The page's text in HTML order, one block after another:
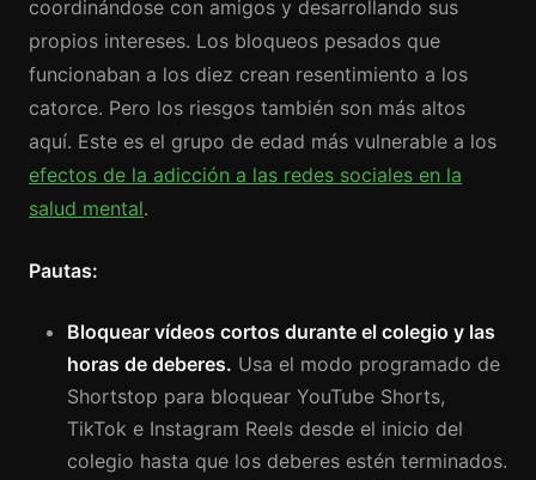
coordinándose con amigos y desarrollando sus
propios intereses. Los bloqueos pesados que
funcionaban a los diez crean resentimiento a los
catorce. Pero los riesgos también son más altos
aquí. Este es el grupo de edad más vulnerable a los
efectos de la adicción a las redes sociales en la
salud mental.
Pautas:
Bloquear vídeos cortos durante el colegio y las
horas de deberes. Usa el modo programado de
Shortstop para bloquear YouTube Shorts,
TikTok e Instagram Reels desde el inicio del
colegio hasta que los deberes estén terminados.